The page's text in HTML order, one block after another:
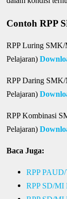
Contoh RPP
RPP Luring SMK/
Pelajaran)
RPP Daring
Pelajaran)
RPP Kombinasi
Pelajaran)
Baca Juga:
RPP
RPP SD/MI